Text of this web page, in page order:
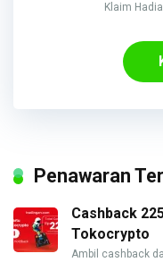
Klaim
Penawaran
Cashback
Tokocrypto
Ambil cashback